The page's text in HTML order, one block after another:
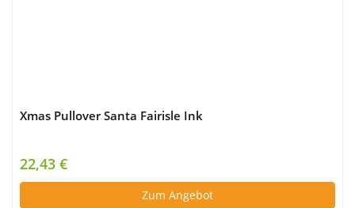
Xmas Pullover Santa Fairisle Ink
22,43 €
Zum Angebot